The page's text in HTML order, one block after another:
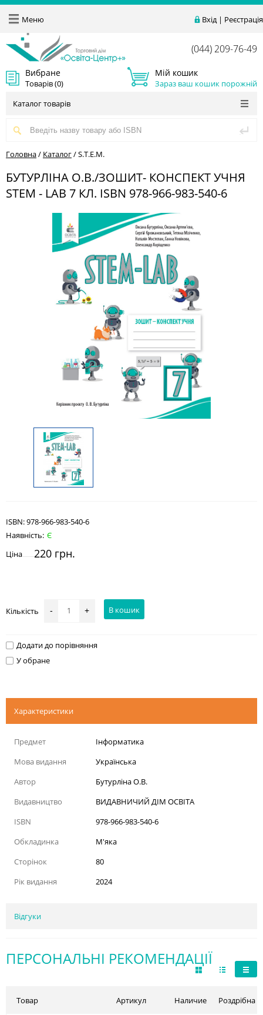
Вхід| Реєстрація
Меню
(044) 209-76-49
Вибране
Товарів (0)
Мій кошик
Зараз ваш кошик порожній
Каталог товарів
Головна/ Каталог/S.T.E.M.
БУТУРЛІНА О.В./ЗОШИТ- КОНСПЕКТ УЧНЯ
STEM - LAB 7 КЛ. ISBN 978-966-983-540-6
ISBN:978-966-983-540-6
Наявність: Є
Ціна
220 грн.
Кількість - + В кошик
Додати до порівняння
У обране
Характеристики
Предмет
Інформатика
Мова видання
Українська
Автор
Бутурліна О.В.
Видавництво
ВИДАВНИЧИЙ ДІМ ОСВІТА
ISBN
978-966-983-540-6
Обкладинка
М'яка
Сторінок
80
Рік видання
2024
Відгуки
ПЕРСОНАЛЬНІ РЕКОМЕНДАЦІЇ
Товар Артикул Наличие Роздрібна